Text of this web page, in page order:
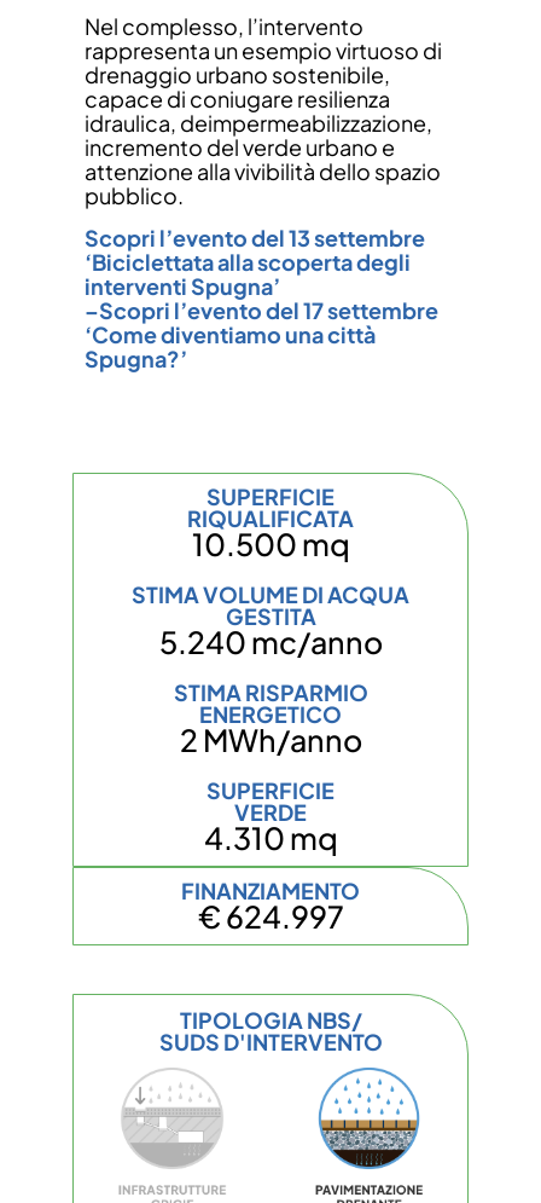
Nel complesso, l’intervento
rappresenta un esempio virtuoso di
drenaggio urbano sostenibile,
capace di coniugare resilienza
idraulica, deimpermeabilizzazione,
incremento del verde urbano e
attenzione alla vivibilità dello spazio
pubblico.
Scopri l’evento del 13 settembre
‘Biciclettata alla scoperta degli
interventi Spugna’
–Scopri l’evento del 17 settembre
‘Come diventiamo una città
Spugna?’
SUPERFICIE
RIQUALIFICATA
10.500 mq
STIMA VOLUME DI ACQUA
GESTITA
5.240 mc/anno
STIMA RISPARMIO
ENERGETICO
2 MWh/anno
SUPERFICIE
VERDE
4.310 mq
FINANZIAMENTO
€ 624.997
TIPOLOGIA NBS/
SUDS D'INTERVENTO